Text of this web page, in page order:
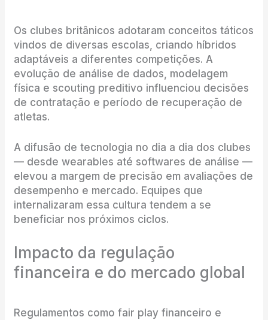
Os clubes britânicos adotaram conceitos táticos
vindos de diversas escolas, criando híbridos
adaptáveis a diferentes competições. A
evolução de análise de dados, modelagem
física e scouting preditivo influenciou decisões
de contratação e período de recuperação de
atletas.
A difusão de tecnologia no dia a dia dos clubes
— desde wearables até softwares de análise —
elevou a margem de precisão em avaliações de
desempenho e mercado. Equipes que
internalizaram essa cultura tendem a se
beneficiar nos próximos ciclos.
Impacto da regulação
financeira e do mercado global
Regulamentos como fair play financeiro e